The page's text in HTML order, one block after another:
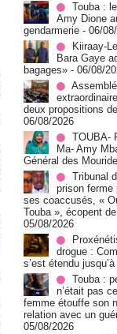
Touba :
Amy Dione
gendarmerie - 06/
Kiiraay-
Bara Gaye
bagages» - 06/08/
deux propositions
06/08/2026
TOUBA-
Ma- Amy
Général des
Tribunal
prison ferme
ses coaccusés, «
Touba », écopent
05/08/2026
drogue :
s’est étendu
Touba :
n’était pas
femme étouffe son
relation avec un
05/08/2026